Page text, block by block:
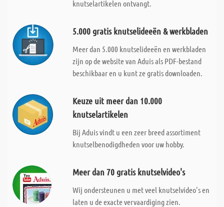
knutselartikelen ontvangt.
5.000 gratis knutselideeën & werkbladen
Meer dan 5.000 knutselideeën en werkbladen
zijn op de website van Aduis als PDF-bestand
beschikbaar en u kunt ze gratis downloaden.
Keuze uit meer dan 10.000
knutselartikelen
Bij Aduis vindt u een zeer breed assortiment
knutselbenodigdheden voor uw hobby.
Meer dan 70 gratis knutselvideo's
Wij ondersteunen u met veel knutselvideo's en
laten u de exacte vervaardiging zien.